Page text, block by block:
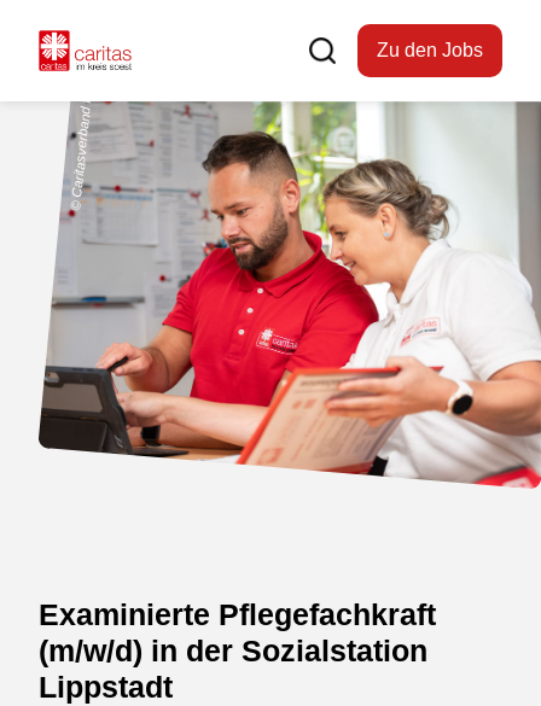
Zu den Jobs
Examinierte Pflegefachkraft
(m/w/d) in der Sozialstation
Lippstadt